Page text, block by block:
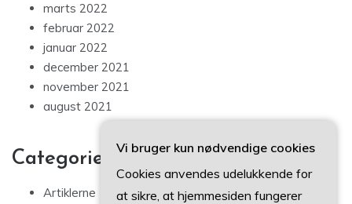
marts 2022
februar 2022
januar 2022
december 2021
november 2021
august 2021
Categories
Artiklerne
Vi bruger kun nødvendige cookies
Cookies anvendes udelukkende for
at sikre, at hjemmesiden fungerer